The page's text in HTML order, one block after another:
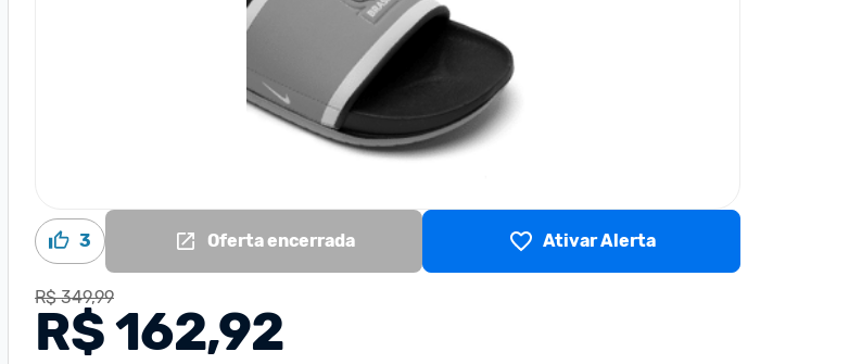
3 Oferta encerrada Ativar Alerta
R$ 349,99
R$ 162,92